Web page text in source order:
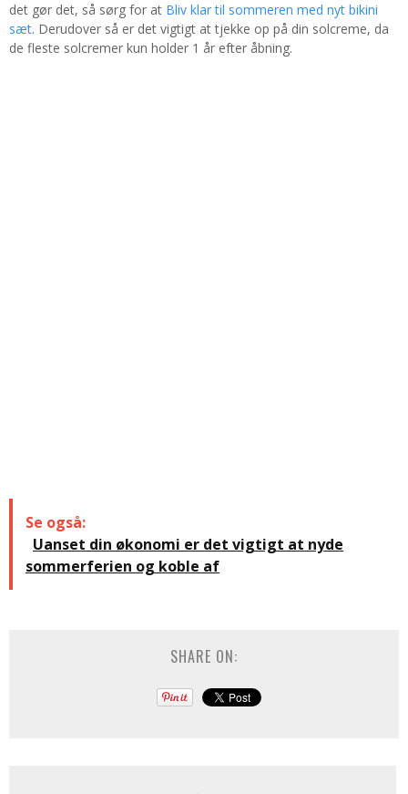
det gør det, så sørg for at Bliv klar til sommeren med nyt bikini
sæt. Derudover så er det vigtigt at tjekke op på din solcreme, da
de fleste solcremer kun holder 1 år efter åbning.
Se også:
Uanset din økonomi er det vigtigt at nyde
sommerferien og koble af
SHARE ON: